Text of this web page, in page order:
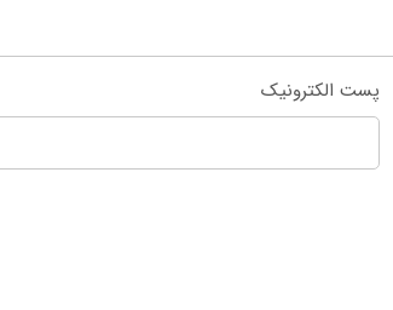
پست الکترونیک